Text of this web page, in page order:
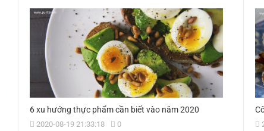
6 xu hướng thực phẩm cần biết vào năm 2020
2020-08-19 21:33:18 0